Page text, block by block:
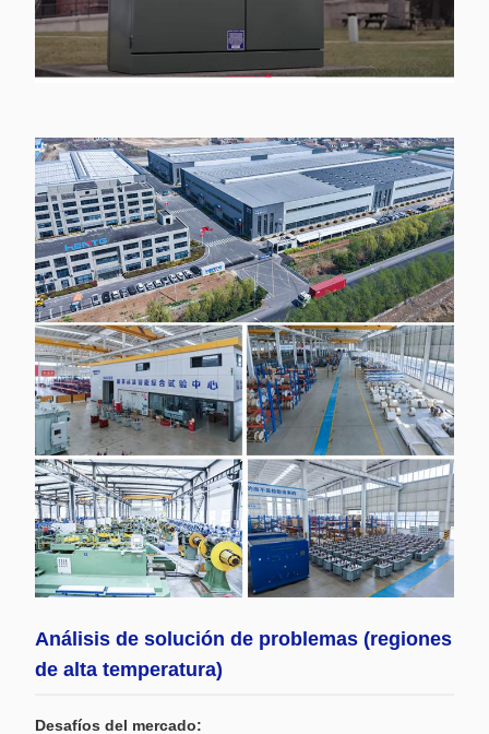
Análisis de solución de problemas (regiones
de alta temperatura)
Desafíos del mercado: